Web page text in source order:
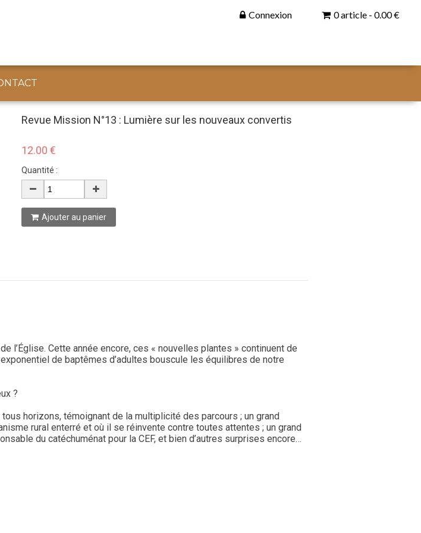
Connexion 0 article - 0.00 €
Revue Mission N°13 : Lumière sur les nouveaux convertis
12.00 €
Quantité :
Ajouter au panier
l’Église. Cette année encore, ces « nouvelles plantes » continuent de
de baptêmes d’adultes bouscule les équilibres de notre
?
horizons, témoignant de la multiplicité des parcours ; un grand
rural enterré et où il se réinvente contre toutes attentes ; un grand
du catéchuménat pour la CEF, et bien d’autres surprises encore…